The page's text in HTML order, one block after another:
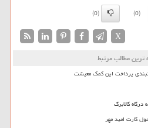
(0)
(0)
X
ترین مطالب مرتبط
پرداخت این کمک معیشت
کالابرگ